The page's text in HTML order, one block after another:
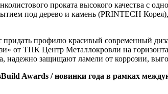
проката высокого качества с
под дерево и камень (PRINTECH
профилю красивый современный
от ТПК Центр Металлокровли на
надежно защищают ламели от коррозии,
Awards / новинки года в рамках